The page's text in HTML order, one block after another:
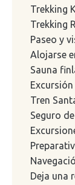
Trekking
Trekking
Paseo y
Alojarse
Sauna
Tren
Seguro
Deja una